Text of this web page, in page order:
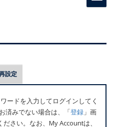
設定
ードを入力してログインしてく
済みでない場合は、「登録 」画
さい。なお、My Accountは、